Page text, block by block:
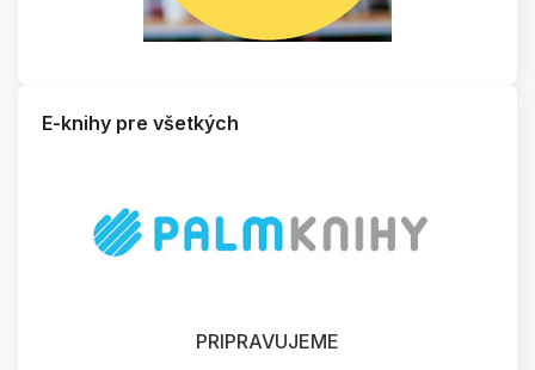
E-knihy pre všetkých
PRIPRAVUJEME